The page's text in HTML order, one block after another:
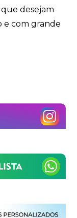
desejam
e com grande